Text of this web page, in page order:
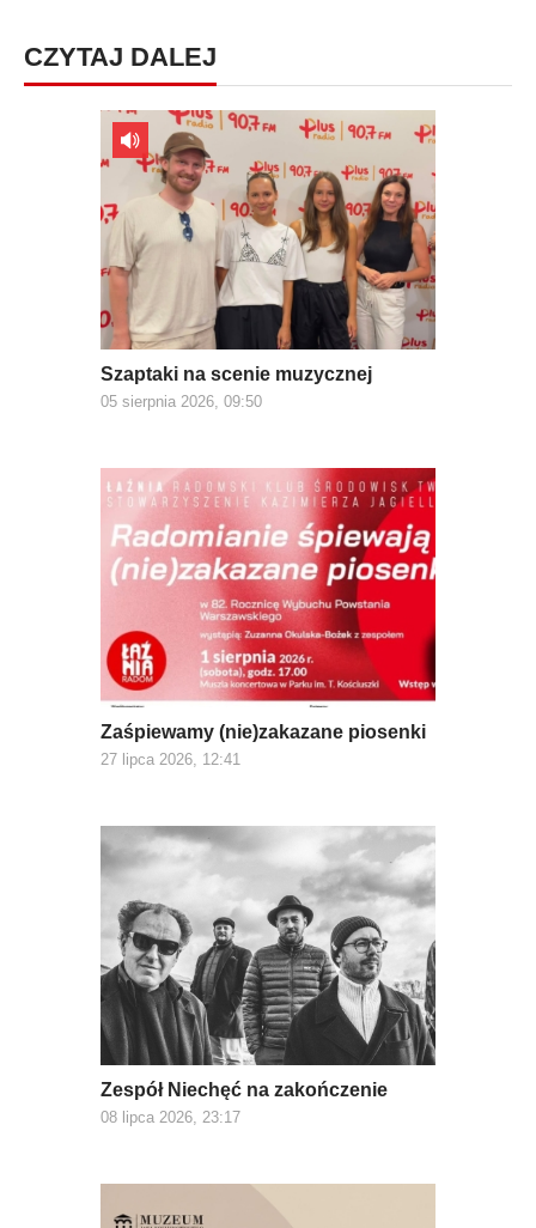
CZYTAJ DALEJ
Szaptaki na scenie muzycznej
05 sierpnia 2026, 09:50
Zaśpiewamy (nie)zakazane piosenki
27 lipca 2026, 12:41
Zespół Niechęć na zakończenie
08 lipca 2026, 23:17